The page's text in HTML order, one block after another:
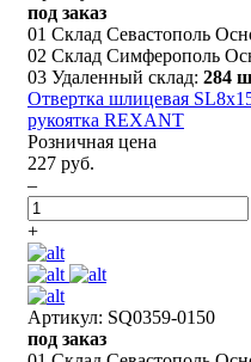
под заказ
01 Склад Севастополь
02 Склад Симферополь
03 Удаленный склад: 284
Отвертка шлицевая
рукоятка REXANT
Розничная цена
227 руб.
–
+
Артикул: SQ0359-0150
под заказ